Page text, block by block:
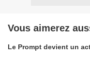
Vous aimerez
Le Prompt devient un